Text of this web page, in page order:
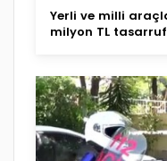
Yerli ve milli
milyon TL